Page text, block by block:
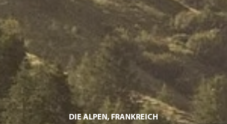
DIE ALPEN, FRANKREICH